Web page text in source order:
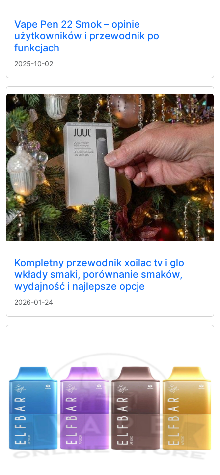
Vape Pen 22 Smok – opinie
użytkowników i przewodnik po
funkcjach
2025-10-02
Kompletny przewodnik xoilac tv i glo
wkłady smaki, porównanie smaków,
wydajność i najlepsze opcje
2026-01-24